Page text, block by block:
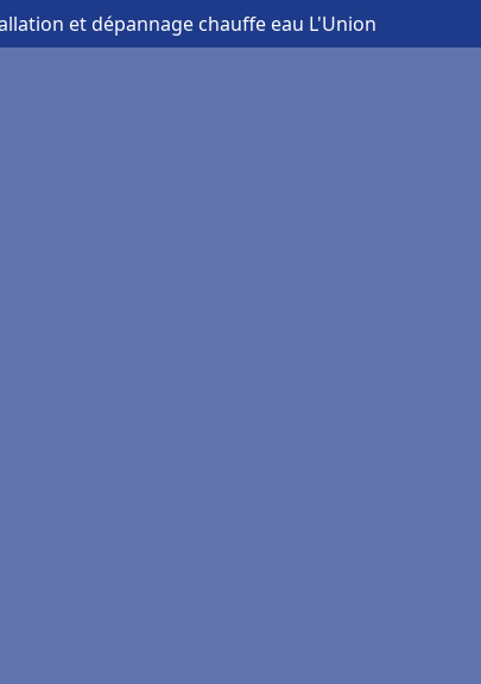
et dépannage chauffe eau L'Union